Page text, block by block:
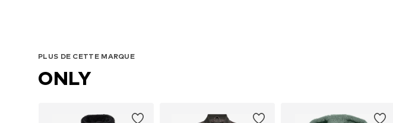
PLUS DE CETTE MARQUE
ONLY